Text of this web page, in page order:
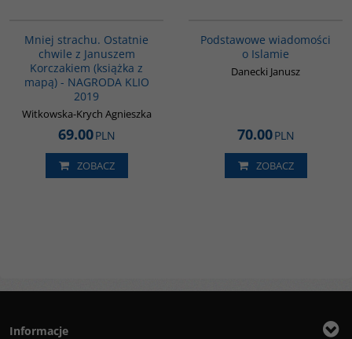
Mniej strachu. Ostatnie
chwile z Januszem
Korczakiem (książka z
mapą) - NAGRODA KLIO
2019
Witkowska-Krych Agnieszka
69.00PLN
ZOBACZ
Podstawowe wiadomości
o Islamie
Danecki Janusz
70.00PLN
ZOBACZ
Informacje